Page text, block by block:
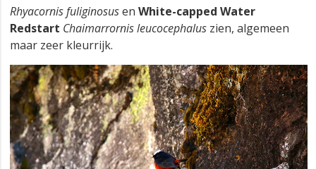
Rhyacornis fuliginosusen White-capped Water
Redstart Chaimarrornis leucocephalus zien, algemeen
maar zeer kleurrijk.